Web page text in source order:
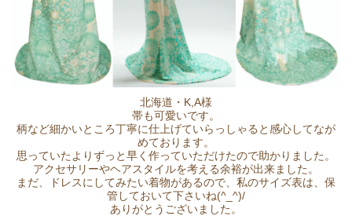
北海道・K,A様
帯も可愛いです。
柄など細かいところ丁寧に仕上げていらっしゃると感心してなが
めております。
思っていたよりずっと早く作っていただけたので助かりました。
アクセサリーやヘアスタイルを考える余裕が出来ました。
まだ、ドレスにしてみたい着物があるので、私のサイズ表は、保
管しておいて下さいね(^_^)/
ありがとうございました。